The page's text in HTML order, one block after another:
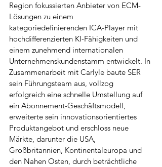
Region fokussierten Anbieter von ECM-
Lösungen zu einem
kategoriedefinierenden ICA-Player mit
hochdifferenzierten KI-Fähigkeiten und
einem zunehmend internationalen
Unternehmenskundenstamm entwickelt. In
Zusammenarbeit mit Carlyle baute SER
sein Führungsteam aus, vollzog
erfolgreich eine schnelle Umstellung auf
ein Abonnement-Geschäftsmodell,
erweiterte sein innovationsorientiertes
Produktangebot und erschloss neue
Märkte, darunter die USA,
Großbritannien, Kontinentaleuropa und
den Nahen Osten, durch beträchtliche